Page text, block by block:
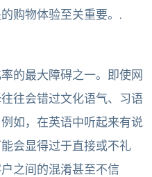
购物体验至关重要。.
的最大障碍之一。即使网
往会错过文化语气、习语
如，在英语中听起来有说
会显得过于直接或不礼
之间的混淆甚至不信